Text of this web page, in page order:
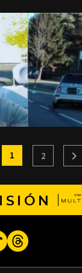
1 2
TikTokThreads